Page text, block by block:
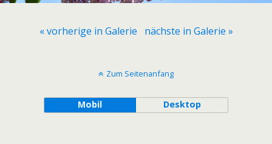
« vorherige in Galerie nächste in Galerie »
Zum Seitenanfang
Mobil Desktop